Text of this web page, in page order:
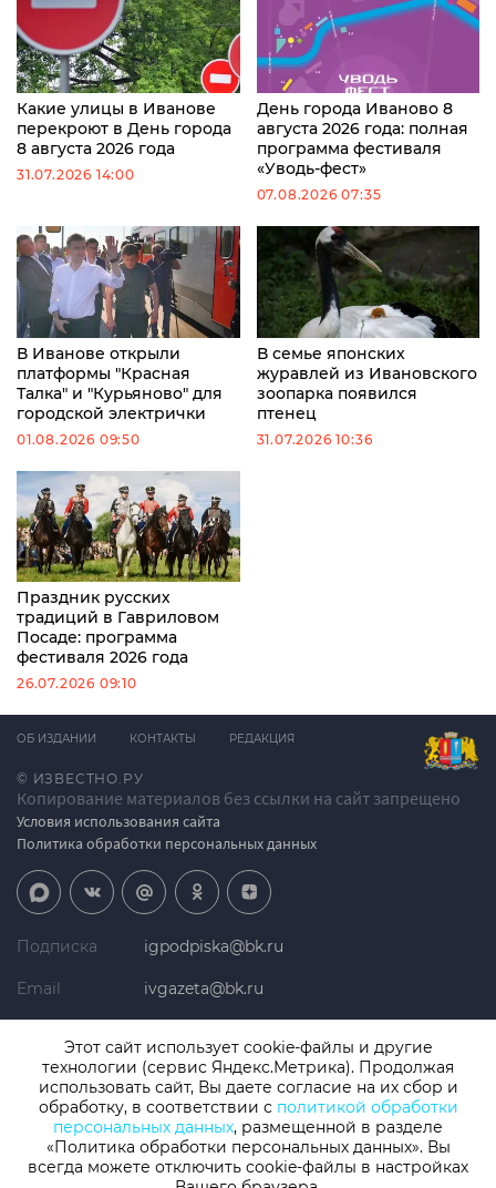
Какие улицы в Иванове
перекроют в День города
8 августа 2026 года
31.07.2026 14:00
День города Иваново 8
августа 2026 года: полная
программа фестиваля
«Уводь-фест»
07.08.2026 07:35
В Иванове открыли
платформы "Красная
Талка" и "Курьяново" для
городской электрички
01.08.2026 09:50
В семье японских
журавлей из Ивановского
зоопарка появился
птенец
31.07.2026 10:36
Праздник русских
традиций в Гавриловом
Посаде: программа
фестиваля 2026 года
26.07.2026 09:10
© ИЗВЕСТНО.РУ
Копирование материалов без ссылки на сайт запрещено
Условия использования сайта
Политика обработки персональных данных
ОБ ИЗДАНИИ КОНТАКТЫ РЕДАКЦИЯ
Подписка igpodpiska@bk.ru
Email ivgazeta@bk.ru
Телефон +7 (4932) 41-94-81
СМИ: Izvestno.ru. Реестровая запись 08.11.2019 серия ЭЛ № ФС 77 -
77192, зарегистрировано Роскомнадзором
Этот сайт использует cookie-файлы и другие
технологии (сервис Яндекс.Метрика). Продолжая
использовать сайт, Вы даете согласие на их сбор и
обработку, в соответствии с политикой обработки
персональных данных, размещенной в разделе
«Политика обработки персональных данных». Вы
всегда можете отключить cookie-файлы в настройках